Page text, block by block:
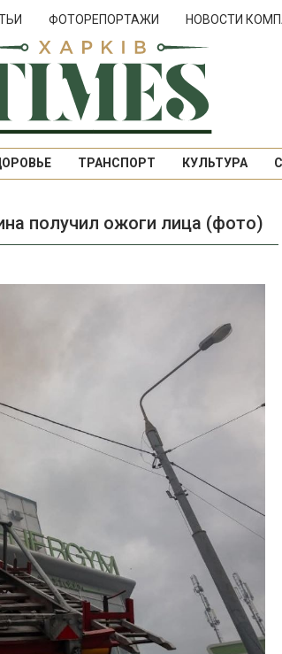
ФОТОРЕПОРТАЖИ НОВОСТИ
ТРАНСПОРТ КУЛЬТУРА
получил ожоги лица (фото)